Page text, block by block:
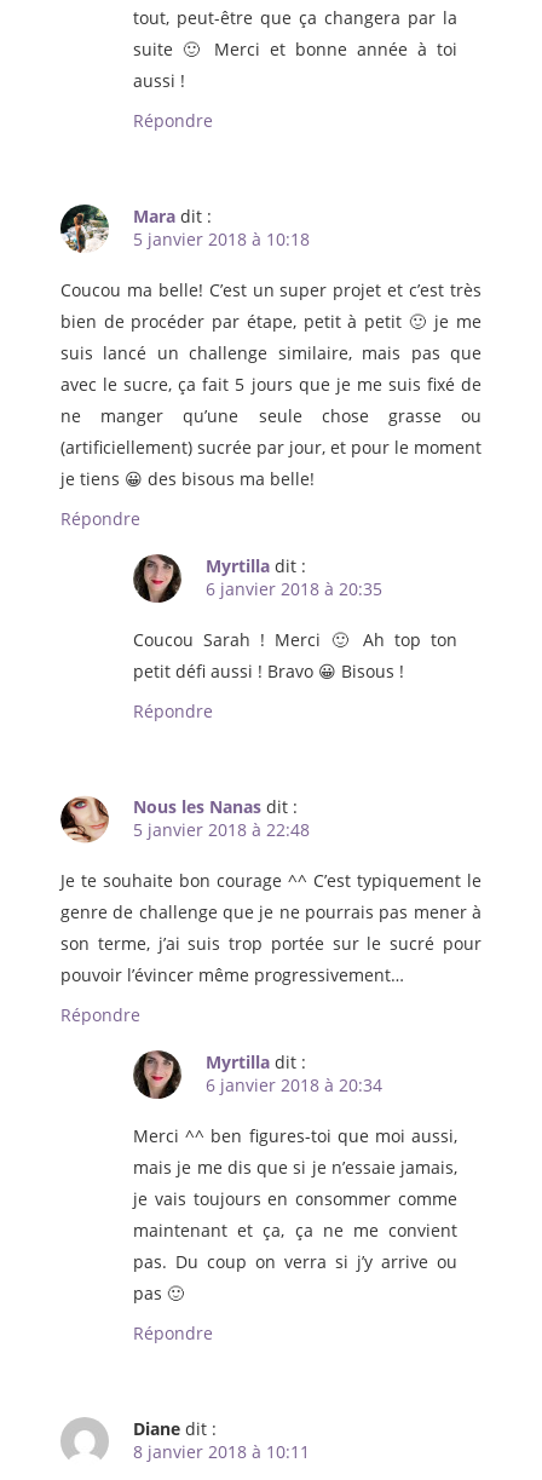
tout, peut-être que ça changera par la
suite 🙂 Merci et bonne année à toi
aussi !
Répondre
Mara dit :
5 janvier 2018 à 10:18
Coucou ma belle! C’est un super projet et c’est très
bien de procéder par étape, petit à petit 🙂 je me
suis lancé un challenge similaire, mais pas que
avec le sucre, ça fait 5 jours que je me suis fixé de
ne manger qu’une seule chose grasse ou
(artificiellement) sucrée par jour, et pour le moment
je tiens 😀 des bisous ma belle!
Répondre
Myrtilla dit :
6 janvier 2018 à 20:35
Coucou Sarah ! Merci 🙂 Ah top ton
petit défi aussi ! Bravo 😀 Bisous !
Répondre
Nous les Nanas dit :
5 janvier 2018 à 22:48
Je te souhaite bon courage ^^ C’est typiquement le
genre de challenge que je ne pourrais pas mener à
son terme, j’ai suis trop portée sur le sucré pour
pouvoir l’évincer même progressivement…
Répondre
Myrtilla dit :
6 janvier 2018 à 20:34
Merci ^^ ben figures-toi que moi aussi,
mais je me dis que si je n’essaie jamais,
je vais toujours en consommer comme
maintenant et ça, ça ne me convient
pas. Du coup on verra si j’y arrive ou
pas 🙂
Répondre
Diane dit :
8 janvier 2018 à 10:11